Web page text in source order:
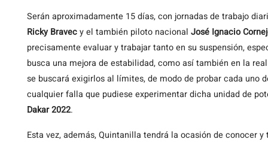
Serán aproximadamente 15 días, con jornadas de trabajo
Ricky Bravecy el también piloto nacional José Ignacio
precisamente evaluar y trabajar tanto en su suspensión,
busca una mejora de estabilidad, como así también en la
se buscará exigirlos al límites, de modo de probar cada uno
cualquier falla que pudiese experimentar dicha unidad de
Dakar 2022.
Esta vez, además, Quintanilla tendrá la ocasión de conocer